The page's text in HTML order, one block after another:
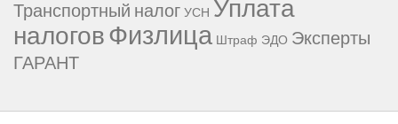
Транспортный налогУСН Уплата
налоговФизлица Штраф ЭДО Эксперты
ГАРАНТ